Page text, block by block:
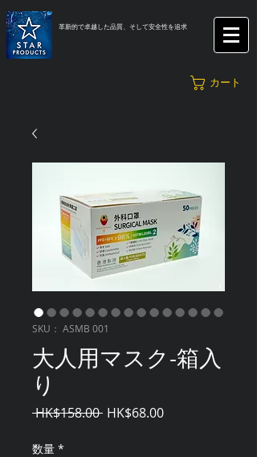
革新的で卓越した品質、そして安全性を追求
カート
SKU： ASMB 001
大人用マスク-箱入
り
HK$158.00 通HK$68.00セ
数量 *